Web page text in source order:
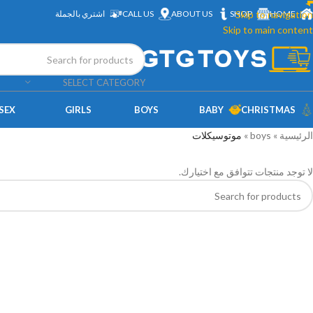
Skip to navigation
Skip to main content
HOME
SHOP
ABOUT US
CALL US اشتري بالجملة
SELECT CATEGORY
CHRISTMAS
BABY
BOYS
GIRLS
الرئيسية »
boys
» موتوسيكلات
لا توجد منتجات تتوافق مع اختيارك.